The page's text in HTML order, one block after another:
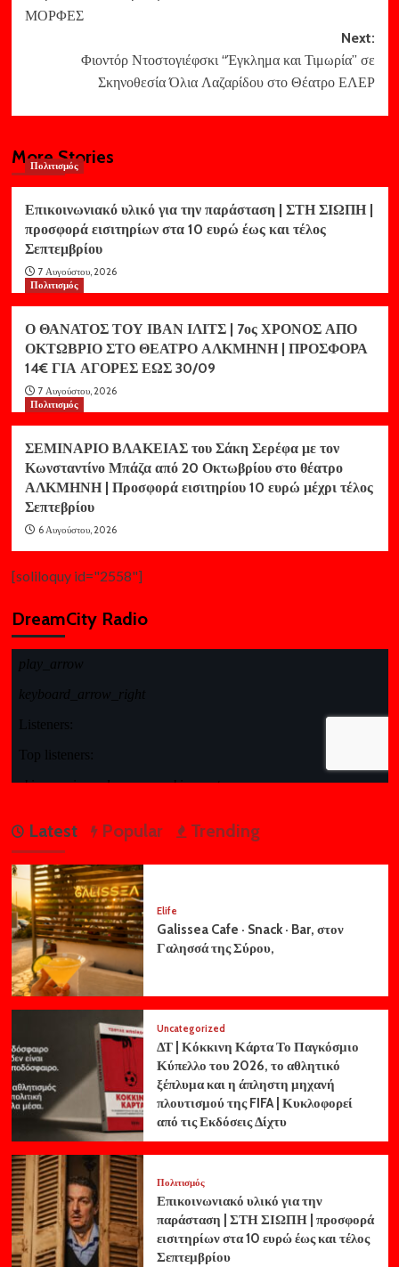
ΜΟΡΦΕΣ
Next:
Φιοντόρ Ντοστογιέφσκι “Έγκλημα και Τιμωρία” σε
Σκηνοθεσία Όλια Λαζαρίδου στο Θέατρο ΕΛΕΡ
More Stories
Πολιτισμός
Επικοινωνιακό υλικό για την παράσταση | ΣΤΗ ΣΙΩΠΗ |
προσφορά εισιτηρίων στα 10 ευρώ έως και τέλος
Σεπτεμβρίου
7 Αυγούστου, 2026
Πολιτισμός
Ο ΘΑΝΑΤΟΣ ΤΟΥ ΙΒΑΝ ΙΛΙΤΣ | 7ος ΧΡΟΝΟΣ ΑΠΟ
ΟΚΤΩΒΡΙΟ ΣΤΟ ΘΕΑΤΡΟ ΑΛΚΜΗΝΗ | ΠΡΟΣΦΟΡΑ
14€ ΓΙΑ ΑΓΟΡΕΣ ΕΩΣ 30/09
7 Αυγούστου, 2026
Πολιτισμός
ΣΕΜΙΝΑΡΙΟ ΒΛΑΚΕΙΑΣ του Σάκη Σερέφα με τον
Κωνσταντίνο Μπάζα από 20 Οκτωβρίου στο θέατρο
ΑΛΚΜΗΝΗ | Προσφορά εισιτηρίου 10 ευρώ μέχρι τέλος
Σεπτεβρίου
6 Αυγούστου, 2026
[soliloquy id="2558"]
DreamCity Radio
Latest Popular Trending
Elife
Galissea Cafe · Snack · Bar, στον
Γαλησσά της Σύρου,
Uncategorized
ΔΤ | Κόκκινη Κάρτα Το Παγκόσμιο
Κύπελλο του 2026, το αθλητικό
ξέπλυμα και η άπληστη μηχανή
πλουτισμού της FIFA | Κυκλοφορεί
από τις Εκδόσεις Δίχτυ
Πολιτισμός
Επικοινωνιακό υλικό για την
παράσταση | ΣΤΗ ΣΙΩΠΗ | προσφορά
εισιτηρίων στα 10 ευρώ έως και τέλος
Σεπτεμβρίου